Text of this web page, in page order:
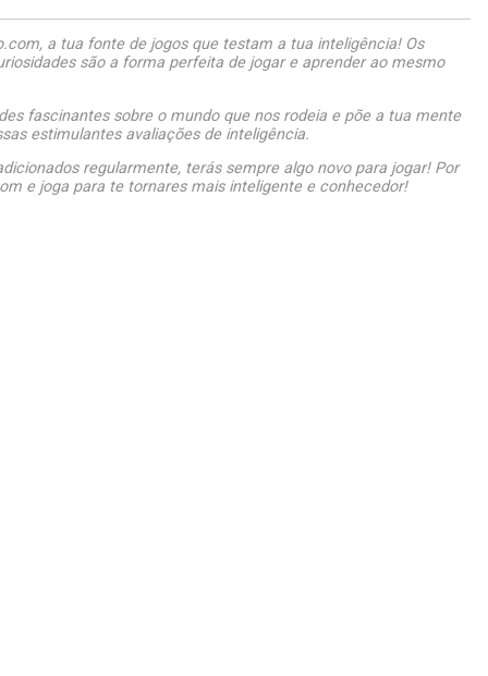
a tua fonte de jogos que testam a tua inteligência! Os
são a forma perfeita de jogar e aprender ao mesmo
fascinantes sobre o mundo que nos rodeia e põe a tua mente
estimulantes avaliações de inteligência.
regularmente, terás sempre algo novo para jogar! Por
e joga para te tornares mais inteligente e conhecedor!